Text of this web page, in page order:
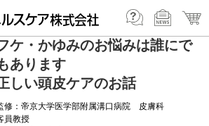
ケ・かゆみのお悩みは誰にで
あります
しい頭皮ケアのお話
修：帝京大学医学部附属溝口病院 皮膚科
員教授